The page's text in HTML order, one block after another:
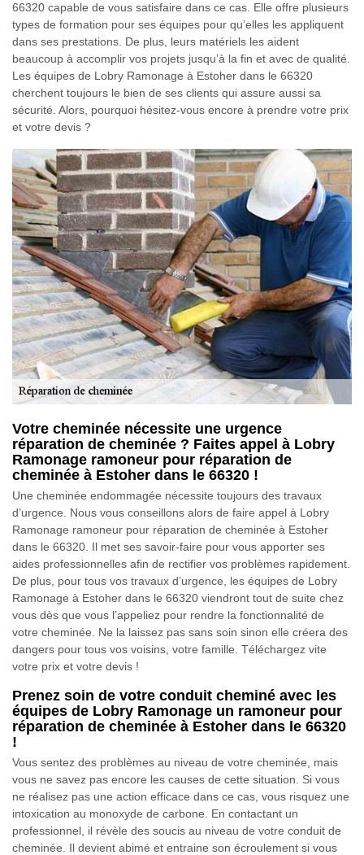
66320 capable de vous satisfaire dans ce cas. Elle offre plusieurs
types de formation pour ses équipes pour qu’elles les appliquent
dans ses prestations. De plus, leurs matériels les aident
beaucoup à accomplir vos projets jusqu’à la fin et avec de qualité.
Les équipes de Lobry Ramonage à Estoher dans le 66320
cherchent toujours le bien de ses clients qui assure aussi sa
sécurité. Alors, pourquoi hésitez-vous encore à prendre votre prix
et votre devis ?
Votre cheminée nécessite une urgence
réparation de cheminée ? Faites appel à Lobry
Ramonage ramoneur pour réparation de
cheminée à Estoher dans le 66320 !
Une cheminée endommagée nécessite toujours des travaux
d’urgence. Nous vous conseillons alors de faire appel à Lobry
Ramonage ramoneur pour réparation de cheminée à Estoher
dans le 66320. Il met ses savoir-faire pour vous apporter ses
aides professionnelles afin de rectifier vos problèmes rapidement.
De plus, pour tous vos travaux d’urgence, les équipes de Lobry
Ramonage à Estoher dans le 66320 viendront tout de suite chez
vous dès que vous l’appeliez pour rendre la fonctionnalité de
votre cheminée. Ne la laissez pas sans soin sinon elle créera des
dangers pour tous vos voisins, votre famille. Téléchargez vite
votre prix et votre devis !
Prenez soin de votre conduit cheminé avec les
équipes de Lobry Ramonage un ramoneur pour
réparation de cheminée à Estoher dans le 66320
!
Vous sentez des problèmes au niveau de votre cheminée, mais
vous ne savez pas encore les causes de cette situation. Si vous
ne réalisez pas une action efficace dans ce cas, vous risquez une
intoxication au monoxyde de carbone. En contactant un
professionnel, il révèle des soucis au niveau de votre conduit de
cheminée. Il devient abimé et entraine son écroulement si vous